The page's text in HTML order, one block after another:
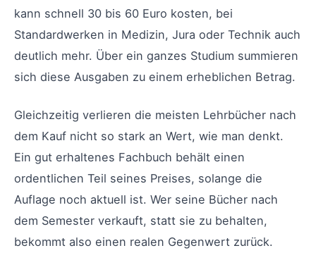
kann schnell 30 bis 60 Euro kosten, bei
Standardwerken in Medizin, Jura oder Technik auch
deutlich mehr. Über ein ganzes Studium summieren
sich diese Ausgaben zu einem erheblichen Betrag.
Gleichzeitig verlieren die meisten Lehrbücher nach
dem Kauf nicht so stark an Wert, wie man denkt.
Ein gut erhaltenes Fachbuch behält einen
ordentlichen Teil seines Preises, solange die
Auflage noch aktuell ist. Wer seine Bücher nach
dem Semester verkauft, statt sie zu behalten,
bekommt also einen realen Gegenwert zurück.